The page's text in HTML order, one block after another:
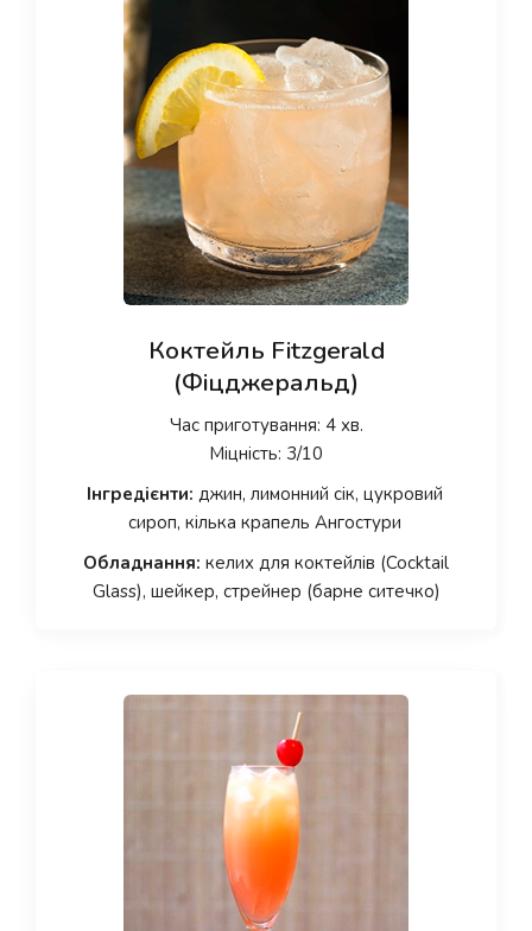
Коктейль Fitzgerald
(Фіцджеральд)
Час приготування: 4 хв.
Міцність: 3/10
Інгредієнти: джин, лимонний сік, цукровий
сироп, кілька крапель Ангостури
Обладнання: келих для коктейлів (Cocktail
Glass), шейкер, стрейнер (барне ситечко)